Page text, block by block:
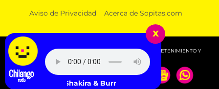
Aviso de Privacidad Acerca de Sopitas.com
© 2026 SOPITAS.COM - MÚSICA, NOTICIAS, DEPORTES, ENTRETENIMIENTO Y
MÁS!.
x
Shakira & Burna Boy - Dai Dai